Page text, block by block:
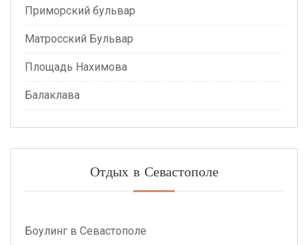
Приморский бульвар
Матросский Бульвар
Площадь Нахимова
Балаклава
Отдых в Севастополе
Боулинг в Севастополе